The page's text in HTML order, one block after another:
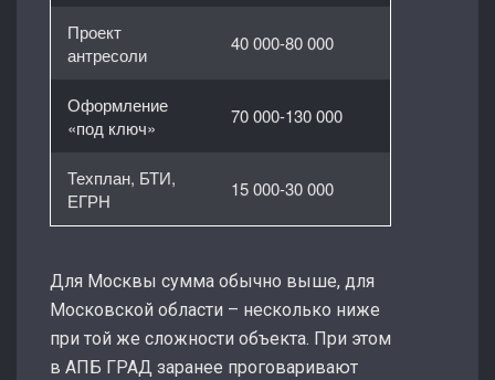
Проект
антресоли
40 000-80 000
Оформление
«под ключ»
70 000-130 000
Техплан, БТИ,
ЕГРН
15 000-30 000
Для Москвы сумма обычно выше, для
Московской области – несколько ниже
при той же сложности объекта. При этом
в АПБ ГРАД заранее проговаривают